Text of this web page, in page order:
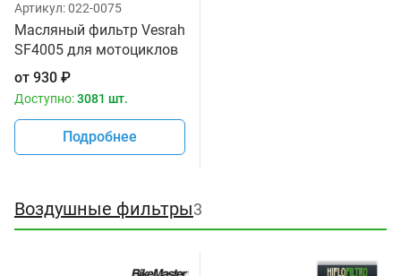
Артикул:022-0075
Масляный фильтр Vesrah
SF4005 для мотоциклов
от 930 ₽
Доступно:3081 шт.
Подробнее
Воздушные фильтры3